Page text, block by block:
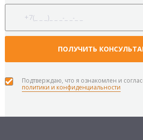
Подтверждаю, что я ознакомлен и
политики и конфиденциальности